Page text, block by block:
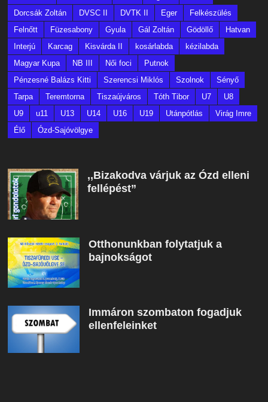
Dorcsák Zoltán
DVSC II DVTK II Eger
Felkészülés
Felnőtt
Füzesabony Gyula Gál Zoltán Gödöllő
Hatvan
Interjú
Karcag Kisvárda II kosárlabda
kézilabda
Magyar Kupa
NB III Női foci
Putnok
Pénzesné Balázs Kitti
Szerencsi Miklós Szolnok
Sényő
Tarpa
Teremtorna Tiszaújváros Tóth Tibor U7
U8
U9
u11 U13 U14 U16 U19 Utánpótlás
Virág Imre
Élő
Ózd-Sajóvölgye
,,Bizakodva várjuk az Ózd elleni
fellépést”
Otthonunkban folytatjuk a
bajnokságot
Immáron szombaton fogadjuk
ellenfeleinket